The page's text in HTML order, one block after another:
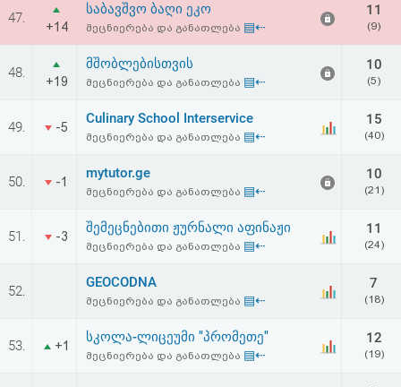
სალიცენზიო
შეთანხმება
პასუხისმგებლობის
უარყოფა
47.
+14
საბავშვო ბაღი ეკო
მეცნიერება და განათლება ▤⇠
11
(9)
48.
+19
მშობლებისთვის
მეცნიერება და განათლება ▤⇠
10
(5)
49. -5
Culinary School Interservice
მეცნიერება და განათლება ▤⇠
15
(40)
50. -1
mytutor.ge
მეცნიერება და განათლება ▤⇠
10
(21)
51. -3
შემეცნებითი ჟურნალი აფინაჟი
მეცნიერება და განათლება ▤⇠
11
(24)
52.
GEOCODNA
მეცნიერება და განათლება ▤⇠
7
(18)
53. +1
სკოლა-ლიცეუმი "პრომეთე"
მეცნიერება და განათლება ▤⇠
12
(19)